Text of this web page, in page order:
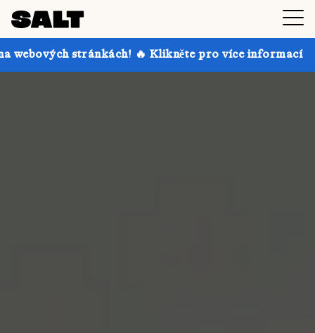
🔥 Klikněte pro více informací Získejte až